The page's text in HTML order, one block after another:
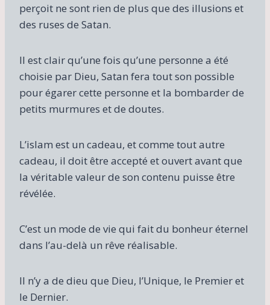
perçoit ne sont rien de plus que des illusions et
des ruses de Satan.
Il est clair qu’une fois qu’une personne a été
choisie par Dieu, Satan fera tout son possible
pour égarer cette personne et la bombarder de
petits murmures et de doutes.
L’islam est un cadeau, et comme tout autre
cadeau, il doit être accepté et ouvert avant que
la véritable valeur de son contenu puisse être
révélée.
C’est un mode de vie qui fait du bonheur éternel
dans l’au-delà un rêve réalisable.
Il n’y a de dieu que Dieu, l’Unique, le Premier et
le Dernier.